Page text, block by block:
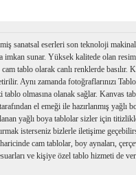
sanatsal eserleri son teknoloji
imkan sunar. Yüksek kalitede olan
tablo olarak canlı renklerde basılır.
Aynı zamanda fotoğraflarınızı
olmasına olanak sağlar. Kanvas
el emeği ile hazırlanmış yağlı
yağlı boya tablolar sizler için
isterseniz bizlerle iletişime
cam tablolar, boy aynaları,
ve kişiye özel tablo hizmeti de